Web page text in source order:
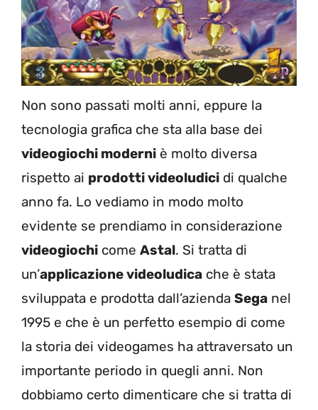
Non sono passati molti anni, eppure la
tecnologia grafica che sta alla base dei
videogiochi moderni è molto diversa
rispetto ai prodotti videoludici di qualche
anno fa. Lo vediamo in modo molto
evidente se prendiamo in considerazione
videogiochi come Astal. Si tratta di
un’applicazione videoludica che è stata
sviluppata e prodotta dall’azienda Sega nel
1995 e che è un perfetto esempio di come
la storia dei videogames ha attraversato un
importante periodo in quegli anni. Non
dobbiamo certo dimenticare che si tratta di